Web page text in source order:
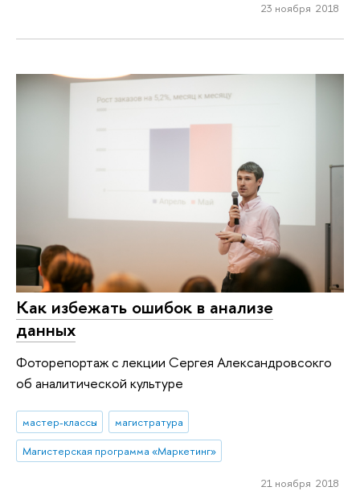
23 ноября 2018
Как избежать ошибок в анализе
данных
Фоторепортаж с лекции Сергея Александровсокго
об аналитической культуре
мастер-классы
магистратура
Магистерская программа «Маркетинг»
21 ноября 2018